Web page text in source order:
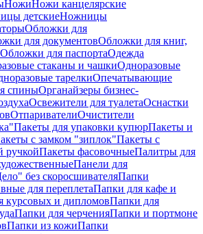
НожиНожи канцелярские
детскиеНожницы
Обложки для
для документовОбложки для книг,
Обложки для паспортаОдежда
стаканы и чашкиОдноразовые
тарелкиОпечатывающие
спиныОрганайзеры бизнес-
Освежители для туалетаОснастки
ОтпаривателиОчистители
Пакеты для упаковки купюрПакеты и
с замком "зиплок"Пакеты с
ручкойПакеты фасовочныеПалитры для
Панели для
без скоросшивателяПапки
для переплетаПапки для кафе и
курсовых и дипломовПапки для
Папки для черченияПапки и портмоне
Папки из кожиПапки